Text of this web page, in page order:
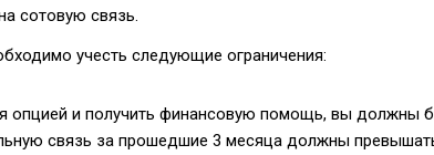
сотовую связь.
учесть следующие ограничения:
опцией и получить финансовую помощь, вы должны
связь за прошедшие 3 месяца должны